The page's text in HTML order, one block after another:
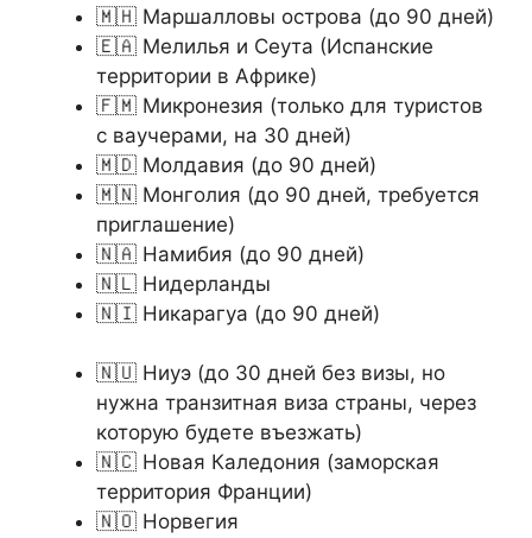
🇲🇭 Маршалловы острова (до 90 дней)
🇪🇦 Мелилья и Сеута (Испанские
территории в Африке)
🇫🇲 Микронезия (только для туристов
с ваучерами, на 30 дней)
🇲🇩 Молдавия (до 90 дней)
🇲🇳 Монголия (до 90 дней, требуется
приглашение)
🇳🇦 Намибия (до 90 дней)
🇳🇱 Нидерланды
🇳🇮 Никарагуа (до 90 дней)
🇳🇺 Ниуэ (до 30 дней без визы, но
нужна транзитная виза страны, через
которую будете въезжать)
🇳🇨 Новая Каледония (заморская
территория Франции)
🇳🇴 Норвегия